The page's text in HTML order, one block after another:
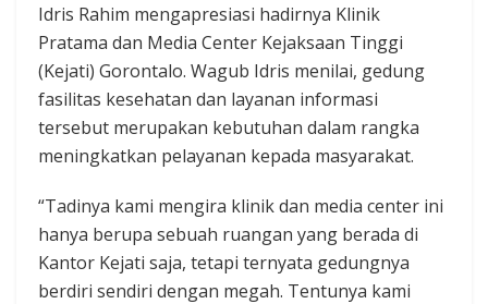
Idris Rahim mengapresiasi hadirnya Klinik
Pratama dan Media Center Kejaksaan Tinggi
(Kejati) Gorontalo. Wagub Idris menilai, gedung
fasilitas kesehatan dan layanan informasi
tersebut merupakan kebutuhan dalam rangka
meningkatkan pelayanan kepada masyarakat.
“Tadinya kami mengira klinik dan media center ini
hanya berupa sebuah ruangan yang berada di
Kantor Kejati saja, tetapi ternyata gedungnya
berdiri sendiri dengan megah. Tentunya kami